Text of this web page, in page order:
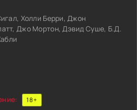
Холли Берри, Джон
Джо Мортон, Дэвид Суше, Б.Д.
18+